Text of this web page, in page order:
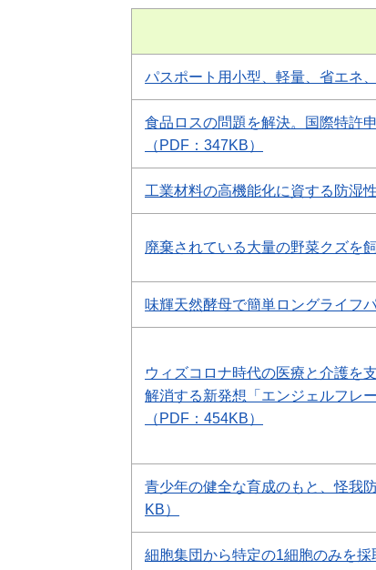
パスポート用小型、軽量、省エネ
食品ロスの問題を解決。国際特許
（PDF：347KB）
工業材料の高機能化に資する防湿
廃棄されている大量の野菜クズを
味輝天然酵母で簡単ロングライフ
ウィズコロナ時代の医療と介護を
解消する新発想「エンジェルフレ
（PDF：454KB）
青少年の健全な育成のもと、怪我
KB）
細胞集団から特定の1細胞のみを